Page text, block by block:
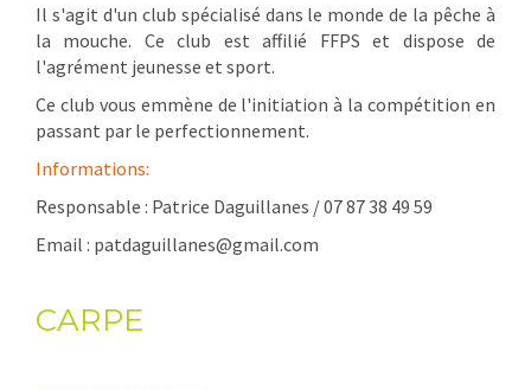
Il s'agit d'un club spécialisé dans le monde de la pêche à
la mouche. Ce club est affilié FFPS et dispose de
l'agrément jeunesse et sport.
Ce club vous emmène de l'initiation à la compétition en
passant par le perfectionnement.
Informations:
Responsable : Patrice Daguillanes / 07 87 38 49 59
Email : patdaguillanes@gmail.com
CARPE